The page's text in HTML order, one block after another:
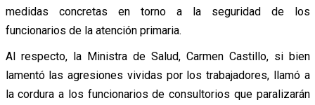
medidas concretas en torno a la seguridad de los
funcionarios de la atención primaria.
Al respecto, la Ministra de Salud, Carmen Castillo, si bien
lamentó las agresiones vividas por los trabajadores, llamó a
la cordura a los funcionarios de consultorios que paralizarán